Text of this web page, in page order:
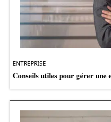
ENTREPRISE
Conseils utiles pour gérer une